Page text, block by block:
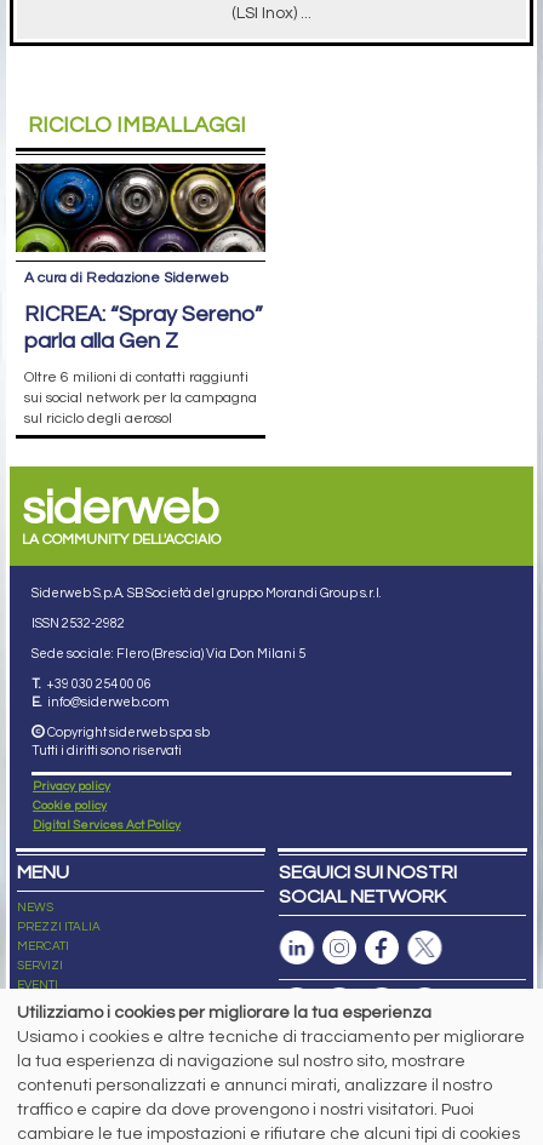
(LSI Inox) ...
RICICLO IMBALLAGGI
A cura di Redazione Siderweb
RICREA: “Spray Sereno”
parla alla Gen Z
Oltre 6 milioni di contatti raggiunti
sui social network per la campagna
sul riciclo degli aerosol
siderweb
LA COMMUNITY DELL'ACCIAIO
Siderweb S.p.A. SB Società del gruppo Morandi Group s.r.l.
ISSN 2532-2982
Sede sociale: Flero (Brescia) Via Don Milani 5
T. +39 030 254 00 06
E. info@siderweb.com
Copyright siderweb spa sb
Tutti i diritti sono riservati
Privacy policy
Cookie policy
Digital Services Act Policy
MENU
NEWS
PREZZI ITALIA
MERCATI
SERVIZI
EVENTI
ABBONAMENTI
NEWSLETTER
SEGUICI SUI NOSTRI
SOCIAL NETWORK
Capitale Sociale: 190.000€ interamente versato
Registro delle Imprese di Brescia
Codice Fiscale e Partita I.V.A.:IT03562320170
R.E.A. n. 419331
Utilizziamo i cookies per migliorare la tua esperienza
Usiamo i cookies e altre tecniche di tracciamento per migliorare
la tua esperienza di navigazione sul nostro sito, mostrare
contenuti personalizzati e annunci mirati, analizzare il nostro
traffico e capire da dove provengono i nostri visitatori. Puoi
cambiare le tue impostazioni e rifiutare che alcuni tipi di cookies